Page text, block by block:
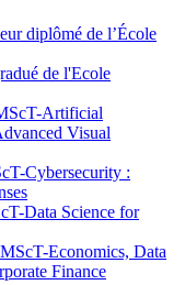
diplômé de l’École
de l'Ecole
Artificial
Visual
Cybersecurity :
Data Science for
Economics, Data
Finance